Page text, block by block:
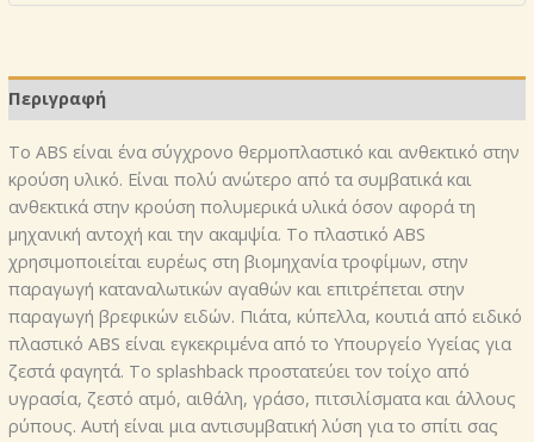
CAFE
3000
mm
х
600
mm
ποσότητα
Περιγραφή
Το ABS είναι ένα σύγχρονο θερμοπλαστικό και ανθεκτικό στην
κρούση υλικό. Είναι πολύ ανώτερο από τα συμβατικά και
ανθεκτικά στην κρούση πολυμερικά υλικά όσον αφορά τη
μηχανική αντοχή και την ακαμψία. Το πλαστικό ABS
χρησιμοποιείται ευρέως στη βιομηχανία τροφίμων, στην
παραγωγή καταναλωτικών αγαθών και επιτρέπεται στην
παραγωγή βρεφικών ειδών. Πιάτα, κύπελλα, κουτιά από ειδικό
πλαστικό ABS είναι εγκεκριμένα από το Υπουργείο Υγείας για
ζεστά φαγητά. Το splashback προστατεύει τον τοίχο από
υγρασία, ζεστό ατμό, αιθάλη, γράσο, πιτσιλίσματα και άλλους
ρύπους. Αυτή είναι μια αντισυμβατική λύση για το σπίτι σας